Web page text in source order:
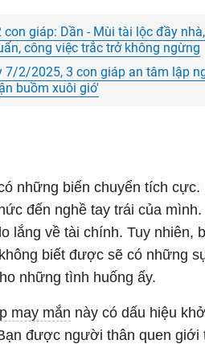
giáp: Dần - Mùi tài lộc đầy
công việc trắc trở không ngừng
7/2/2025, 3 con giáp an tâm lập
buồm xuôi gió'
những biến chuyển tích cực.
đến nghề tay trái của
lắng về tài chính. Tuy nhiên,
biết được sẽ có những
những tình huống ấy.
may mắn này có dấu hiệu
được người thân quen giới